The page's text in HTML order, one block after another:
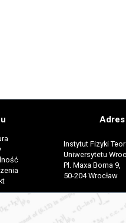
Adres
Instytut Fizyki
Uniwersytetu
Pl. Maxa Borna 9,
50-204 Wrocław